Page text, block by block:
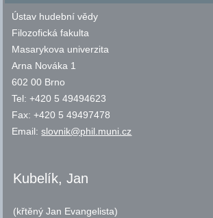
Ústav hudební vědy
Filozofická fakulta
Masarykova univerzita
Arna Nováka 1
602 00 Brno
Tel: +420 5 49494623
Fax: +420 5 49497478
Email:slovnik@phil.muni.cz
Kubelík, Jan
(křtěný Jan Evangelista)